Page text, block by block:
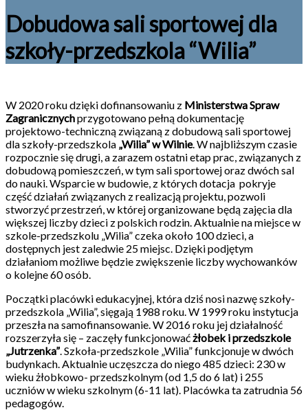
Dobudowa sali sportowej dla
szkoły-przedszkola “Wilia”
W 2020 roku dzięki dofinansowaniu z Ministerstwa Spraw
Zagranicznychprzygotowano pełną dokumentację
projektowo-techniczną związaną z dobudową sali sportowej
dla szkoły-przedszkola „Wilia” w Wilnie. W najbliższym czasie
rozpocznie się drugi, a zarazem ostatni etap prac, związanych z
dobudową pomieszczeń, w tym sali sportowej oraz dwóch sal
do nauki. Wsparcie w budowie, z których dotacja pokryje
część działań związanych z realizacją projektu, pozwoli
stworzyć przestrzeń, w której organizowane będą zajęcia dla
większej liczby dzieci z polskich rodzin. Aktualnie na miejsce w
szkole-przedszkolu „Wilia” czeka około 100 dzieci, a
dostępnych jest zaledwie 25 miejsc. Dzięki podjętym
działaniom możliwe będzie zwiększenie liczby wychowanków
o kolejne 60 osób.
Początki placówki edukacyjnej, która dziś nosi nazwę szkoły-
przedszkola „Wilia”, sięgają 1988 roku. W 1999 roku instytucja
przeszła na samofinansowanie. W 2016 roku jej działalność
rozszerzyła się – zaczęły funkcjonowaćżłobek i przedszkole
„Jutrzenka”. Szkoła-przedszkole „Wilia” funkcjonuje w dwóch
budynkach. Aktualnie uczęszcza do niego 485 dzieci: 230 w
wieku żłobkowo- przedszkolnym (od 1,5 do 6 lat) i 255
uczniów w wieku szkolnym (6-11 lat). Placówka ta zatrudnia 56
pedagogów.